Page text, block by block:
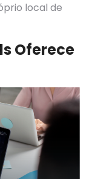
local de
Oferece